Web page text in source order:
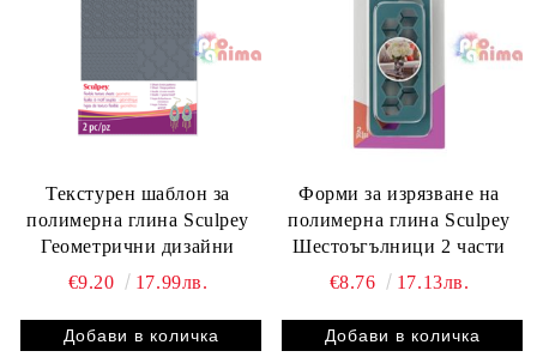
Текстурен шаблон за
полимерна глина Sculpey
Геометрични дизайни
€9.20
17.99лв.
Форми за изрязване на
полимерна глина Sculpey
Шестоъгълници 2 части
€8.76
17.13лв.